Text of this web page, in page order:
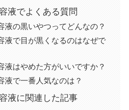
液でよくある質問
液の黒いやつってどんなの？
液で目が黒くなるのはなぜで
液はやめた方がいいですか？
液で一番人気なのは？
液に関連した記事